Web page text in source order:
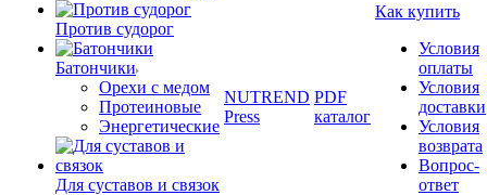
Против судорог
Батончики
Орехи с медом
Протеиновые
Энергетические
Для суставов и связок
NUTREND
Press
PDF
каталог
Как купить
Условия
оплаты
Условия
доставки
Условия
возврата
Вопрос-
ответ